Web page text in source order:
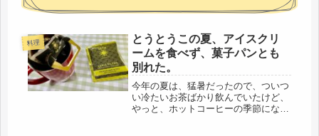
料理
とうとうこの夏、アイスクリ
ームを食べず、菓子パンとも
別れた。
今年の夏は、猛暑だったので、ついつ
い冷たいお茶ばかり飲んでいたけど、
やっと、ホットコーヒーの季節になっ